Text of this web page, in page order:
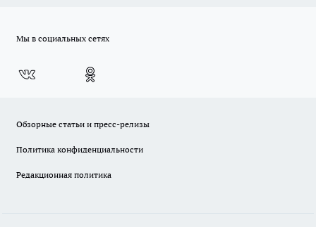
Мы в социальных сетях
Обзорные статьи и пресс-релизы
Политика конфиденциальности
Редакционная политика